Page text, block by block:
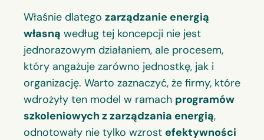
Właśnie dlatego zarządzanie energią
własną według tej koncepcji nie jest
jednorazowym działaniem, ale procesem,
który angażuje zarówno jednostkę, jak i
organizację. Warto zaznaczyć, że firmy, które
wdrożyły ten model w ramach programów
szkoleniowych z zarządzania energią,
odnotowały nie tylko wzrost efektywności